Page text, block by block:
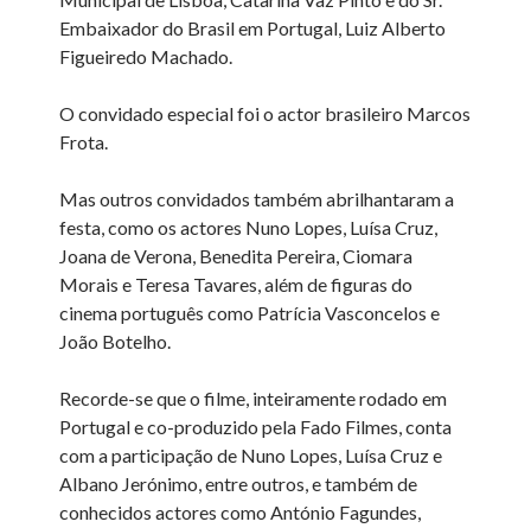
Embaixador do Brasil em Portugal, Luiz Alberto
Figueiredo Machado.
O convidado especial foi o actor brasileiro Marcos
Frota.
Mas outros convidados também abrilhantaram a
festa, como os actores Nuno Lopes, Luísa Cruz,
Joana de Verona, Benedita Pereira, Ciomara
Morais e Teresa Tavares, além de figuras do
cinema português como Patrícia Vasconcelos e
João Botelho.
Recorde-se que o filme, inteiramente rodado em
Portugal e co-produzido pela Fado Filmes, conta
com a participação de Nuno Lopes, Luísa Cruz e
Albano Jerónimo, entre outros, e também de
conhecidos actores como António Fagundes,